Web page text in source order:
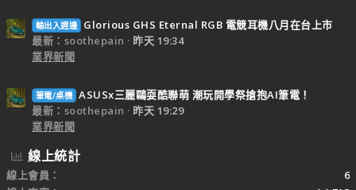
輸出入週邊
Glorious GHS Eternal RGB 電競耳機八月在台上市
最新：soothepain
昨天 19:34
業界新聞
筆電/桌機 ASUSx三麗鷗耍酷聯萌 潮玩開學祭搶抱AI筆電！
最新：soothepain
昨天 19:29
業界新聞
線上統計
線上會員
6